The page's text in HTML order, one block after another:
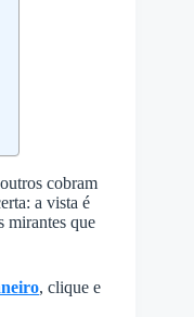
cobram
a vista é
mirantes que
, clique e